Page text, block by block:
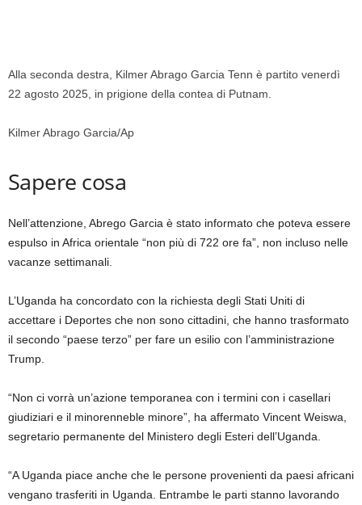
Alla seconda destra, Kilmer Abrago Garcia Tenn è partito venerdì
22 agosto 2025, in prigione della contea di Putnam.
Kilmer Abrago Garcia/Ap
Sapere cosa
Nell’attenzione, Abrego Garcia è stato informato che poteva essere
espulso in Africa orientale “non più di 722 ore fa”, non incluso nelle
vacanze settimanali.
L’Uganda ha concordato con la richiesta degli Stati Uniti di
accettare i Deportes che non sono cittadini, che hanno trasformato
il secondo “paese terzo” per fare un esilio con l’amministrazione
Trump.
“Non ci vorrà un’azione temporanea con i termini con i casellari
giudiziari e il minorenneble minore”, ha affermato Vincent Weiswa,
segretario permanente del Ministero degli Esteri dell’Uganda.
“A Uganda piace anche che le persone provenienti da paesi africani
vengano trasferiti in Uganda. Entrambe le parti stanno lavorando